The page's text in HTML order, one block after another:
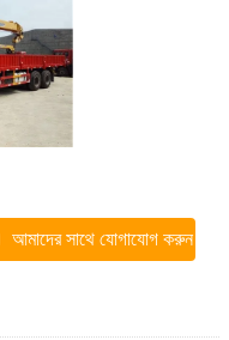
আমাদের সাথে যোগাযোগ করুন